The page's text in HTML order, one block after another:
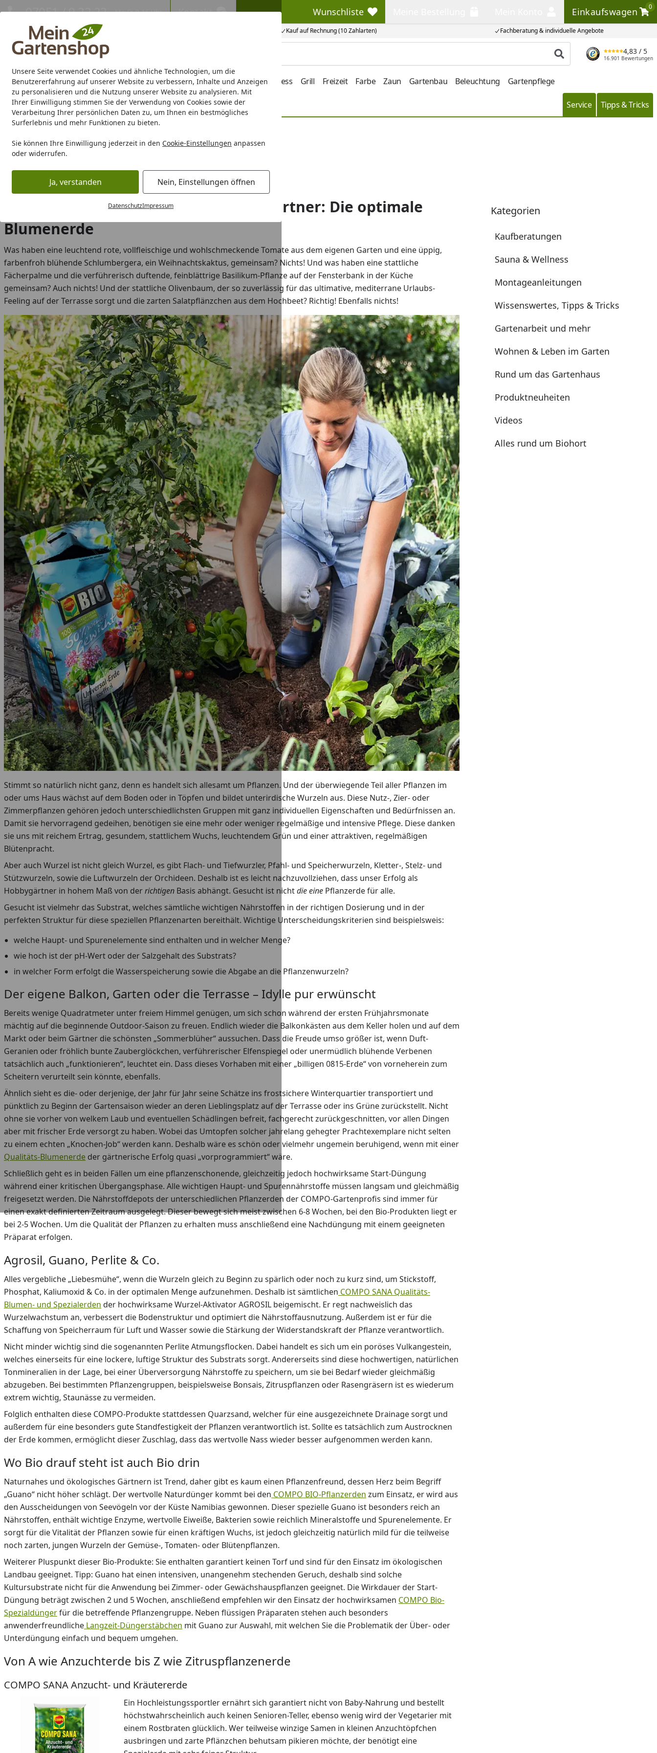
Unsere Seite verwendet Cookies und ähnliche Technologien, um die
Benutzererfahrung auf unserer Website zu verbessern, Inhalte und Anzeigen
zu personalisieren und die Nutzung unserer Website zu analysieren. Mit
Ihrer Einwilligung stimmen Sie der Verwendung von Cookies sowie der
Verarbeitung Ihrer persönlichen Daten zu, um Ihnen ein bestmögliches
Surferlebnis und mehr Funktionen zu bieten.
Sie können Ihre Einwilligung jederzeit in den Cookie-Einstellungen anpassen
oder widerrufen.
Ja, verstanden Nein, Einstellungen öffnen
DatenschutzImpressum
Eigene Montage-Teams Kauf auf Rechnung (10 Zahlarten) Fachberatung & individuelle Angebote
07051 / 9 22 22 Mo-Fr. 8-16 Uhr Kontakt Wunschliste
Wunschliste Einkaufswagen
0
Einkaufswagen
Produkt suchen
4,83 / 5
16.901 Bewertungen
Gartenhaus Gerätehaus Gewächshaus Carport/Garage/Vordach Wellness Grill Freizeit Farbe Zaun Gartenbau Beleuchtung Gartenpflege
Marken Sale % Service Tipps & Tricks
Startseite
Blumenerde
Erstellt am: 03.05.2019
Das Geheimnis erfolgreicher Hobbygärtner: Die optimale
Blumenerde
Was haben eine leuchtend rote, vollfleischige und wohlschmeckende Tomate aus dem eigenen Garten und eine üppig,
farbenfroh blühende Schlumbergera, ein Weihnachtskaktus, gemeinsam? Nichts! Und was haben eine stattliche
Fächerpalme und die verführerisch duftende, feinblättrige Basilikum-Pflanze auf der Fensterbank in der Küche
gemeinsam? Auch nichts! Und der stattliche Olivenbaum, der so zuverlässig für das ultimative, mediterrane Urlaubs-
Feeling auf der Terrasse sorgt und die zarten Salatpflänzchen aus dem Hochbeet? Richtig! Ebenfalls nichts!
Stimmt so natürlich nicht ganz, denn es handelt sich allesamt um Pflanzen. Und der überwiegende Teil aller Pflanzen im
oder ums Haus wächst auf dem Boden oder in Töpfen und bildet unterirdische Wurzeln aus. Diese Nutz-, Zier- oder
Zimmerpflanzen gehören jedoch unterschiedlichsten Gruppen mit ganz individuellen Eigenschaften und Bedürfnissen an.
Damit sie hervorragend gedeihen, benötigen sie eine mehr oder weniger regelmäßige und intensive Pflege. Diese danken
sie uns mit reichem Ertrag, gesundem, stattlichem Wuchs, leuchtendem Grün und einer attraktiven, regelmäßigen
Blütenpracht.
Aber auch Wurzel ist nicht gleich Wurzel, es gibt Flach- und Tiefwurzler, Pfahl- und Speicherwurzeln, Kletter-, Stelz- und
Stützwurzeln, sowie die Luftwurzeln der Orchideen. Deshalb ist es leicht nachzuvollziehen, dass unser Erfolg als
Hobbygärtner in hohem Maß von derrichtigen Basis abhängt. Gesucht ist nichtdie eine Pflanzerde für alle.
Gesucht ist vielmehr das Substrat, welches sämtliche wichtigen Nährstoffen in der richtigen Dosierung und in der
perfekten Struktur für diese speziellen Pflanzenarten bereithält. Wichtige Unterscheidungskriterien sind beispielsweis:
welche Haupt- und Spurenelemente sind enthalten und in welcher Menge?
wie hoch ist der pH-Wert oder der Salzgehalt des Substrats?
in welcher Form erfolgt die Wasserspeicherung sowie die Abgabe an die Pflanzenwurzeln?
Der eigene Balkon, Garten oder die Terrasse – Idylle pur erwünscht
Bereits wenige Quadratmeter unter freiem Himmel genügen, um sich schon während der ersten Frühjahrsmonate
mächtig auf die beginnende Outdoor-Saison zu freuen. Endlich wieder die Balkonkästen aus dem Keller holen und auf dem
Markt oder beim Gärtner die schönsten „Sommerblüher“ aussuchen. Dass die Freude umso größer ist, wenn Duft-
Geranien oder fröhlich bunte Zauberglöckchen, verführerischer Elfenspiegel oder unermüdlich blühende Verbenen
tatsächlich auch „funktionieren“, leuchtet ein. Dass dieses Vorhaben mit einer „billigen 0815-Erde“ von vorneherein zum
Scheitern verurteilt sein könnte, ebenfalls.
Ähnlich sieht es die- oder derjenige, der Jahr für Jahr seine Schätze ins frostsichere Winterquartier transportiert und
pünktlich zu Beginn der Gartensaison wieder an deren Lieblingsplatz auf der Terrasse oder ins Grüne zurückstellt. Nicht
ohne sie vorher von welkem Laub und eventuellen Schädlingen befreit, fachgerecht zurückgeschnitten, vor allen Dingen
aber mit frischer Erde versorgt zu haben. Wobei das Umtopfen solcher jahrelang gehegter Prachtexemplare nicht selten
zu einem echten „Knochen-Job“ werden kann. Deshalb wäre es schön oder vielmehr ungemein beruhigend, wenn mit einer
Qualitäts-Blumenerde der gärtnerische Erfolg quasi „vorprogrammiert“ wäre.
Schließlich geht es in beiden Fällen um eine pflanzenschonende, gleichzeitig jedoch hochwirksame Start-Düngung
während einer kritischen Übergangsphase. Alle wichtigen Haupt- und Spurennährstoffe müssen langsam und gleichmäßig
freigesetzt werden. Die Nährstoffdepots der unterschiedlichen Pflanzerden der COMPO-Gartenprofis sind immer für
einen exakt definierten Zeitraum ausgelegt. Dieser bewegt sich meist zwischen 6-8 Wochen, bei den Bio-Produkten liegt er
bei 2-5 Wochen. Um die Qualität der Pflanzen zu erhalten muss anschließend eine Nachdüngung mit einem geeigneten
Präparat erfolgen.
Agrosil, Guano, Perlite & Co.
Alles vergebliche „Liebesmühe“, wenn die Wurzeln gleich zu Beginn zu spärlich oder noch zu kurz sind, um Stickstoff,
Phosphat, Kaliumoxid & Co. in der optimalen Menge aufzunehmen. Deshalb ist sämtlichen COMPO SANA Qualitäts-
Blumen- und Spezialerden der hochwirksame Wurzel-Aktivator AGROSIL beigemischt. Er regt nachweislich das
Wurzelwachstum an, verbessert die Bodenstruktur und optimiert die Nährstoffausnutzung. Außerdem ist er für die
Schaffung von Speicherraum für Luft und Wasser sowie die Stärkung der Widerstandskraft der Pflanze verantwortlich.
Nicht minder wichtig sind die sogenannten Perlite Atmungsflocken. Dabei handelt es sich um ein poröses Vulkangestein,
welches einerseits für eine lockere, luftige Struktur des Substrats sorgt. Andererseits sind diese hochwertigen, natürlichen
Tonmineralien in der Lage, bei einer Überversorgung Nährstoffe zu speichern, um sie bei Bedarf wieder gleichmäßig
abzugeben. Bei bestimmten Pflanzengruppen, beispielsweise Bonsais, Zitruspflanzen oder Rasengräsern ist es wiederum
extrem wichtig, Staunässe zu vermeiden.
Folglich enthalten diese COMPO-Produkte stattdessen Quarzsand, welcher für eine ausgezeichnete Drainage sorgt und
außerdem für eine besonders gute Standfestigkeit der Pflanzen verantwortlich ist. Sollte es tatsächlich zum Austrocknen
der Erde kommen, ermöglicht dieser Zuschlag, dass das wertvolle Nass wieder besser aufgenommen werden kann.
Wo Bio drauf steht ist auch Bio drin
Naturnahes und ökologisches Gärtnern ist Trend, daher gibt es kaum einen Pflanzenfreund, dessen Herz beim Begriff
„Guano“ nicht höher schlägt. Der wertvolle Naturdünger kommt bei den COMPO BIO-Pflanzerden zum Einsatz, er wird aus
den Ausscheidungen von Seevögeln vor der Küste Namibias gewonnen. Dieser spezielle Guano ist besonders reich an
Nährstoffen, enthält wichtige Enzyme, wertvolle Eiweiße, Bakterien sowie reichlich Mineralstoffe und Spurenelemente. Er
sorgt für die Vitalität der Pflanzen sowie für einen kräftigen Wuchs, ist jedoch gleichzeitig natürlich mild für die teilweise
noch zarten, jungen Wurzeln der Gemüse-, Tomaten- oder Blütenpflanzen.
Weiterer Pluspunkt dieser Bio-Produkte: Sie enthalten garantiert keinen Torf und sind für den Einsatz im ökologischen
Landbau geeignet. Tipp: Guano hat einen intensiven, unangenehm stechenden Geruch, deshalb sind solche
Kultursubstrate nicht für die Anwendung bei Zimmer- oder Gewächshauspflanzen geeignet. Die Wirkdauer der Start-
Düngung beträgt zwischen 2 und 5 Wochen, anschließend empfehlen wir den Einsatz der hochwirksamen COMPO Bio-
Spezialdüngerfür die betreffende Pflanzengruppe. Neben flüssigen Präparaten stehen auch besonders
anwenderfreundliche Langzeit-Düngerstäbchen mit Guano zur Auswahl, mit welchen Sie die Problematik der Über- oder
Unterdüngung einfach und bequem umgehen.
Von A wie Anzuchterde bis Z wie Zitruspflanzenerde
COMPO SANA Anzucht- und Kräutererde
Ein Hochleistungssportler ernährt sich garantiert nicht von Baby-Nahrung und bestellt
höchstwahrscheinlich auch keinen Senioren-Teller, ebenso wenig wird der Vegetarier mit
einem Rostbraten glücklich. Wer teilweise winzige Samen in kleinen Anzuchtöpfchen
ausbringen und zarte Pflänzchen behutsam pikieren möchte, der benötigt eine
Kategorien
Kaufberatungen
Sauna & Wellness
Montageanleitungen
Wissenswertes, Tipps & Tricks
Gartenarbeit und mehr
Wohnen & Leben im Garten
Rund um das Gartenhaus
Produktneuheiten
Videos
Alles rund um Biohort